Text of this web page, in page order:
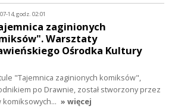
14, godz. 02:01
zaginionych
Warsztaty
Ośrodka Kultury
"Tajemnica zaginionych komiksów",
po Drawnie, został stworzony przez
komiksowych… » więcej